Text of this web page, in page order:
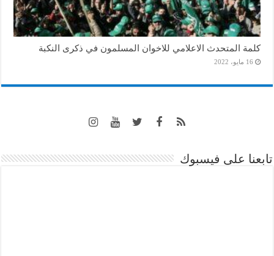
كلمة المتحدث الاعلامي للاخوان المسلمون في ذكرى النكبة
16 مايو، 2022
تابعنا على فيسبوك